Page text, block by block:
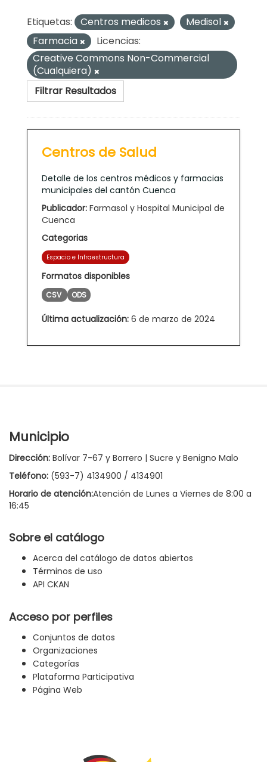
Etiquetas: Centros medicos
Medisol
Farmacia
Licencias:
Creative Commons Non-Commercial
(Cualquiera)
Filtrar Resultados
Centros de Salud
Detalle de los centros médicos y farmacias
municipales del cantón Cuenca
Publicador: Farmasol y Hospital Municipal de
Cuenca
Categorias
Espacio e Infraestructura
Formatos disponibles
CSV ODS
Última actualización: 6 de marzo de 2024
Municipio
Dirección: Bolívar 7-67 y Borrero | Sucre y Benigno Malo
Teléfono: (593-7) 4134900 / 4134901
Horario de atención:Atención de Lunes a Viernes de 8:00 a
16:45
Sobre el catálogo
Acerca del catálogo de datos abiertos
Términos de uso
API CKAN
Acceso por perfiles
Conjuntos de datos
Organizaciones
Categorías
Plataforma Participativa
Página Web